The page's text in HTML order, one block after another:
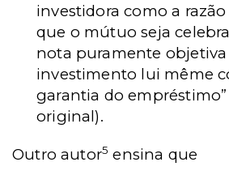
investidora como a
que o mútuo seja
nota puramente objetiva
investimento lui même
garantia do
original).
Outro autor5 ensina que